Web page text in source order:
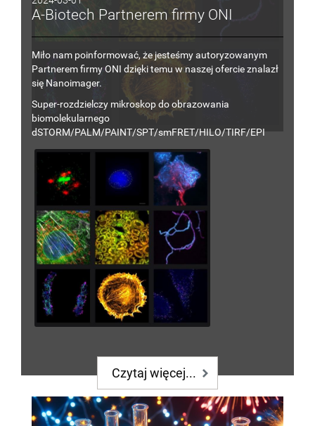
A-Biotech Partnerem firmy ONI
Miło nam poinformować, że jesteśmy autoryzowanym
Partnerem firmy ONI dzięki temu wnaszej ofercie znalazł
się Nanoimager.
Super-rozdzielczy mikroskop do obrazowania
biomolekularnego
dSTORM/PALM/PAINT/SPT/smFRET/HILO/TIRF/EPI
Czytaj więcej...